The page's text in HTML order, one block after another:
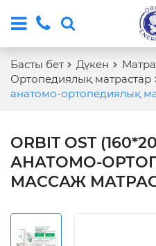
Басты бет Дүкен
Ортопедиялық матрастар
анатомо-ортопедиялық
ORBIT OST
АНАТОМО-
МАССАЖ